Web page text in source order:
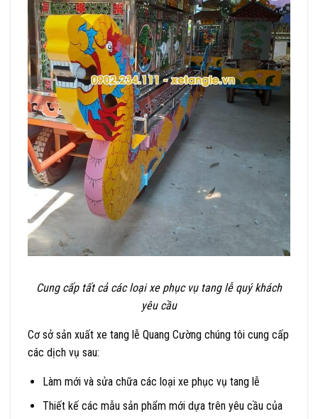
Cung cấp tất cả các loại xe phục vụ tang lễ quý khách
yêu cầu
Cơ sở sản xuất xe tang lễ Quang Cường chúng tôi cung cấp
các dịch vụ sau:
Làm mới và sửa chữa các loại xe phục vụ tang lễ
Thiết kế các mẫu sản phẩm mới dựa trên yêu cầu của